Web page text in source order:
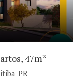
47m²
PR